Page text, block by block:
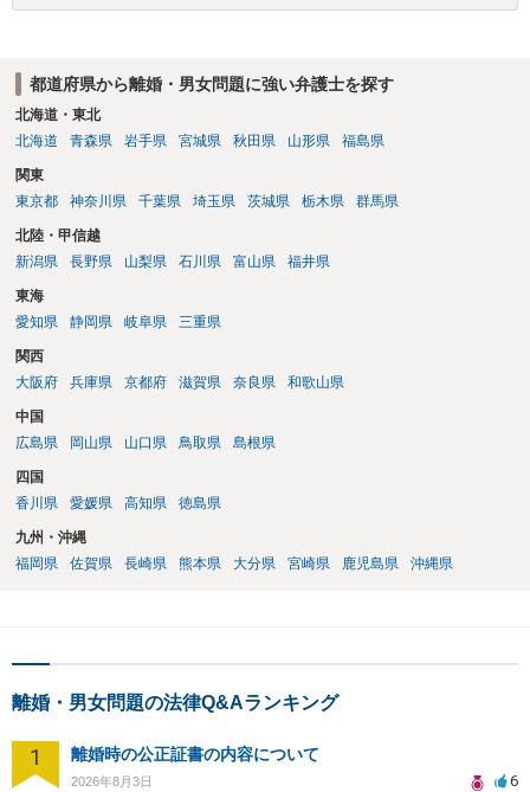
今後のことを考えて書いてもらうか否かを検討するのがよいと思いま
う。慰謝料請求としては証拠として使えることが前提であり，その価
値と夫との関係との均衡のように思います。 ③行政書士に委任をして
いるのであれば，どのような内容の委任なのか不明ですが，その行政
の見極めや，相手方は性交類似行為は認めているのか，それさえも否
定しているのかによって，考え方・進め方は変わってくると思いま
す。 ④性交類似行為を認めているにもかかわらず支払を拒否するので
り変わらないように思います。減額で折り合えるなら本人様の交渉で
もよいように思いますが，ゼロかどうかの観点であれば，訴訟に進む
しかなくなるようにも思います。そうしますと，お近くの弁護士に相
都道府県から離婚・男女問題に強い弁護士を探す
北海道・東北
北海道
青森県 岩手県 宮城県 秋田県 山形県 福島県
関東
東京都
神奈川県 千葉県 埼玉県 茨城県 栃木県 群馬県
北陸・甲信越
新潟県
長野県 山梨県 石川県 富山県 福井県
東海
愛知県
静岡県 岐阜県 三重県
関西
大阪府
兵庫県 京都府 滋賀県 奈良県 和歌山県
中国
広島県
岡山県 山口県 鳥取県 島根県
四国
香川県
愛媛県 高知県 徳島県
九州・沖縄
福岡県
佐賀県 長崎県 熊本県 大分県 宮崎県 鹿児島県 沖縄県
離婚・男女問題の法律Q&Aランキング
1 離婚時の公正証書の内容について
2026年8月3日 6